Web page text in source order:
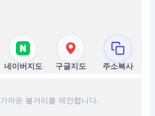
네이버지도 구글지도 주소복사
까운 볼거리를 제안합니다.